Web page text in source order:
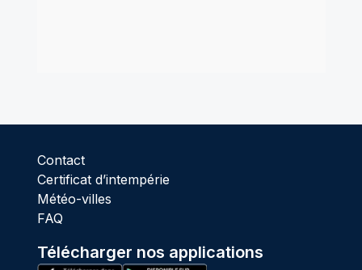
Contact
Certificat d’intempérie
Météo-villes
FAQ
Télécharger nos applications